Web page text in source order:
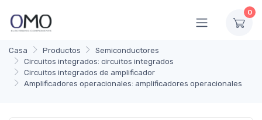
0
Casa Productos
Semiconductores
Circuitos integrados: circuitos integrados
Circuitos integrados de amplificador
Amplificadores operacionales: amplificadores operacionales